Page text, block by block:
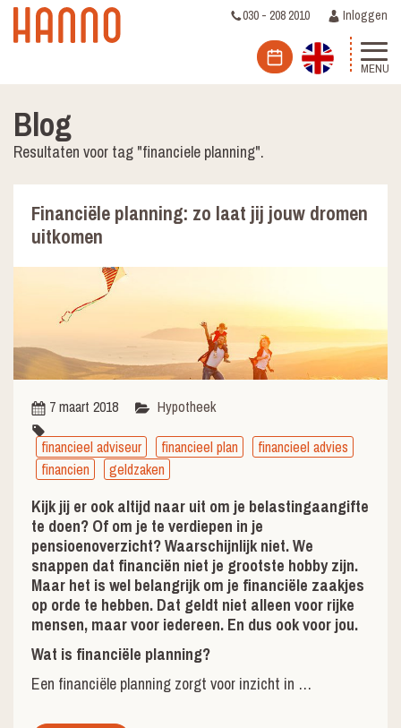
030 - 208 2010 Inloggen
MENU
Blog
Resultaten voor tag "financiele planning".
Financiële planning: zo laat jij jouw dromen
uitkomen
7 maart 2018 Hypotheek
financieel adviseur financieel plan
financieel advies
financien
geldzaken
Kijk jij er ook altijd naar uit om je belastingaangifte
te doen? Of om je te verdiepen in je
pensioenoverzicht? Waarschijnlijk niet. We
snappen dat financiën niet je grootste hobby zijn.
Maar het is wel belangrijk om je financiële zaakjes
op orde te hebben. Dat geldt niet alleen voor rijke
mensen, maar voor iedereen. En dus ook voor jou.
Wat is financiële planning?
Een financiële planning zorgt voor inzicht in …